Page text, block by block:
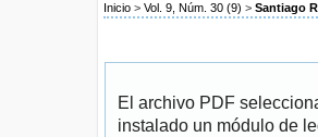
Inicio > Vol. 9, Núm. 30 (9) > Santiago
El archivo PDF
instalado un módulo de